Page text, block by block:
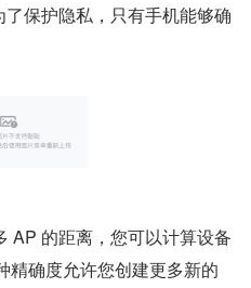
保护隐私，只有手机能够确
AP 的距离，您可以计算设备
精确度允许您创建更多新的